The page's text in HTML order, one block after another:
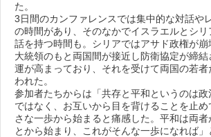
た。
3日間のカンファレンスでは集中的な対話や
の時間があり、そのなかでイスラエルとシ
話を持つ時間も。シリアではアサド政権が
大統領のもと両国間が接近し防衛協定が締
運が高まっており、それを受けて両国の若
われた。
参加者たちからは「共存と平和というのは
ではなく、お互いから目を背けることを止
さな一歩から始まると痛感した。平和は両者
とから始まり、これがそんな一歩になれば